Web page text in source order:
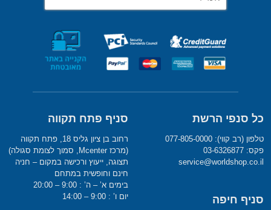
כל סנפי הרשת
טלפון (רב קווי): 077-805-0000
פקס: 03-6326877
service@worldshop.co.il
סניף חיפה
סניף פתח תקווה
רחוב בן ציון גליס 18, פתח תקווה
(מרכז Mcenter, סמוך לצומת סגולה)
תצוגה, ייעוץ ורכישה במקום – חניה
חינם וחופשית במתחם
בימים א’ – ה’ : 9:00 – 20:00
יום ו’ : 9:00 – 14:00